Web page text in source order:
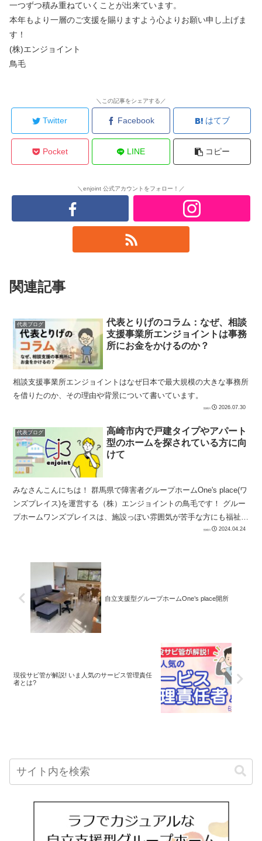
一つずつ積み重ねていくことが出来ています。
本年もより一層のご支援を賜りますよう心よりお願い申し上げま
す！
(株)エンジョイント
鳥毛
＼この記事をシェアする／
Twitter Facebook はてブ
Pocket LINE コピー
＼enjoint 公式アカウントをフォロー！／
関連記事
代表ブログ
代表とりげのコラム：なぜ、相談
支援事業所エンジョイントは事務
所にお金をかけるのか？
相談支援事業所エンジョイントはなぜ日本で最大規模の大きな事務所
を借りたのか、その理由や背景について書いています。
2026.07.30
代表ブログ
高崎市内で戸建タイプやアパート
型のホームを探されている方に向
けて
みなさんこんにちは！ 群馬県で障害者グループホームOne's place(ワ
ンズプレイス)を運営する（株）エンジョイントの鳥毛です！ グルー
プホームワンズプレイスは、施設っぽい雰囲気が苦手な方にも福祉サ
2024.04.24
自立支援型グループホームOne’s place開所
現役サビ管が解説! いま人気のサービス管理責任
者とは?